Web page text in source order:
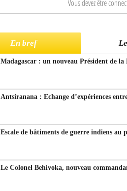
Vous devez être
En bref
Madagascar : un nouveau Président de
Antsiranana : Echange d’expériences
Escale de bâtiments de guerre indiens au
Le Colonel Behivoka, nouveau